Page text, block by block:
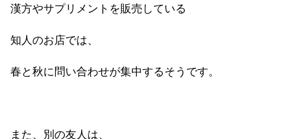
漢方やサプリメントを販売している
知人のお店では、
春と秋に問い合わせが集中するそうです。
また、別の友人は、